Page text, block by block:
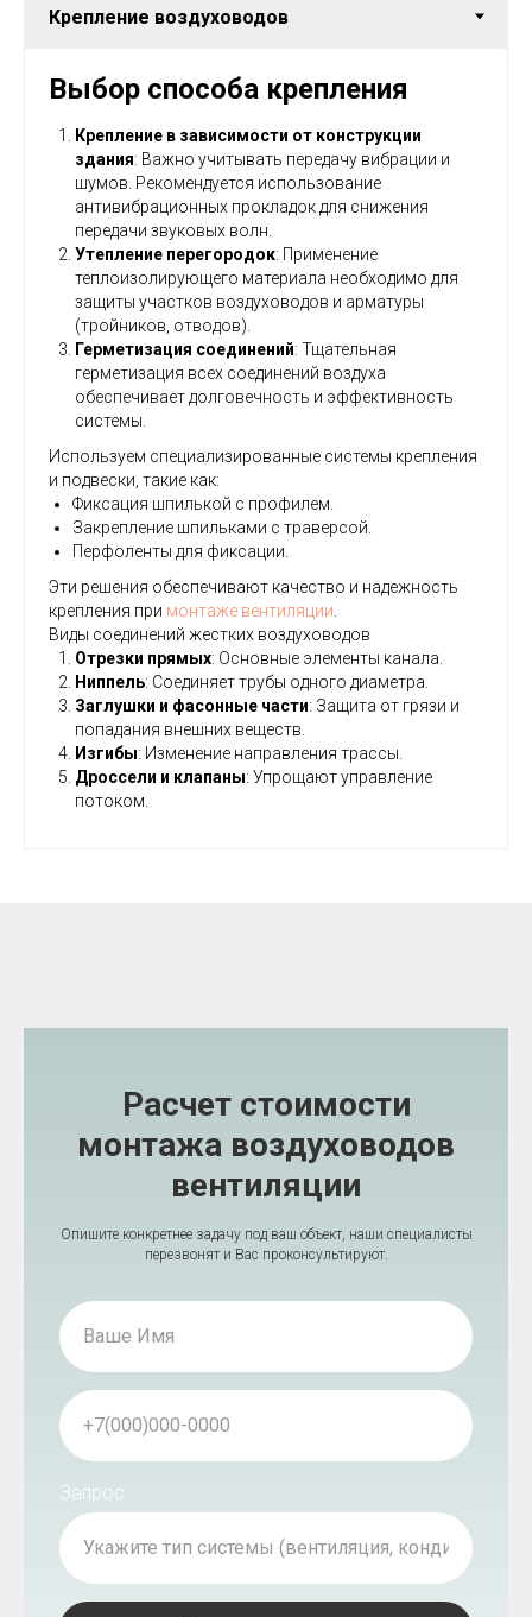
Выбор способа крепления
Крепление в зависимости от конструкции
здания: Важно учитывать передачу вибрации и
шумов. Рекомендуется использование
антивибрационных прокладок для снижения
передачи звуковых волн.
Утепление перегородок: Применение
теплоизолирующего материала необходимо для
защиты участков воздуховодов и арматуры
(тройников, отводов).
Герметизация соединений: Тщательная
герметизация всех соединений воздуха
обеспечивает долговечность и эффективность
системы.
Используем специализированные системы крепления
и подвески, такие как:
Фиксация шпилькой с профилем.
Закрепление шпильками с траверсой.
Перфоленты для фиксации.
Эти решения обеспечивают качество и надежность
крепления при монтаже вентиляции
Виды соединений жестких воздуховодов
Отрезки прямых: Основные элементы канала.
Ниппель: Соединяет трубы одного диаметра.
Заглушки и фасонные части: Защита от грязи и
попадания внешних веществ.
Изгибы: Изменение направления трассы.
Дроссели и клапаны: Упрощают управление
потоком.
Расчет стоимости
монтажа воздуховодов
вентиляции
Опишите конкретнее задачу под ваш объект, наши специалисты
перезвонят и Вас проконсультируют.
Запрос